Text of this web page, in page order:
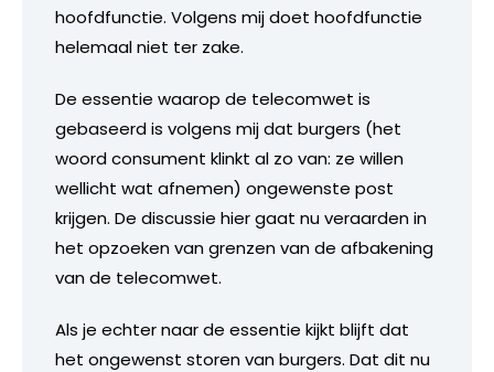
hoofdfunctie. Volgens mij doet hoofdfunctie
helemaal niet ter zake.
De essentie waarop de telecomwet is
gebaseerd is volgens mij dat burgers (het
woord consument klinkt al zo van: ze willen
wellicht wat afnemen) ongewenste post
krijgen. De discussie hier gaat nu veraarden in
het opzoeken van grenzen van de afbakening
van de telecomwet.
Als je echter naar de essentie kijkt blijft dat
het ongewenst storen van burgers. Dat dit nu